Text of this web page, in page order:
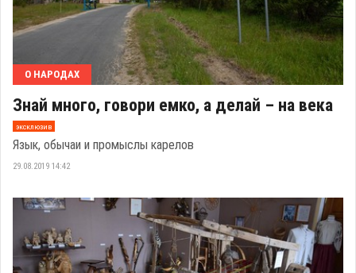
О НАРОДАХ
Знай много, говори емко, а делай – на века
эксклюзив
Язык, обычаи и промыслы карелов
29.08.2019 14:42